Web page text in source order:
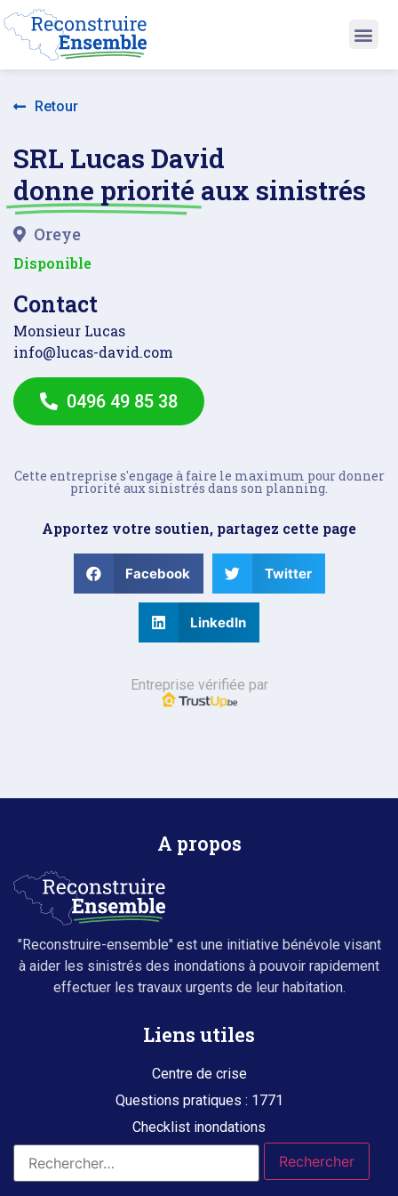
Retour
SRL Lucas David
donne priorité aux sinistrés
Oreye
Disponible
Contact
Monsieur Lucas
info@lucas-david.com
0496 49 85 38
Cette entreprise s'engage à faire le maximum pour donner
priorité aux sinistrés dans son planning.
Apportez votre soutien, partagez cette page
Facebook Twitter
LinkedIn
Entreprise vérifiée par
A propos
"Reconstruire-ensemble" est une initiative bénévole visant
à aider les sinistrés des inondations à pouvoir rapidement
effectuer les travaux urgents de leur habitation.
Liens utiles
Centre de crise
Questions pratiques : 1771
Checklist inondations